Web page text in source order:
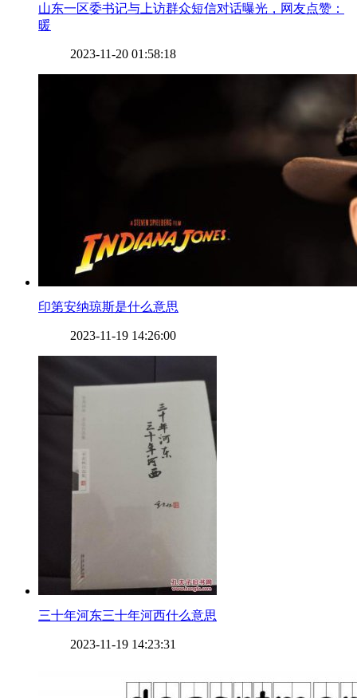
​山东一区委书记与上访群众短信对话曝光，网友点赞：
暖
2023-11-20 01:58:18
​印第安纳琼斯是什么意思
2023-11-19 14:26:00
​三十年河东三十年河西什么意思
2023-11-19 14:23:31